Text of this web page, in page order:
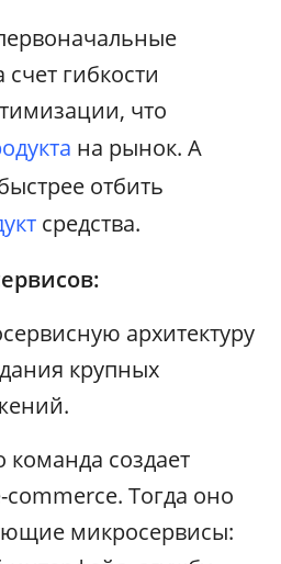
счет гибкости
что
на рынок. А
отбить
средства.
архитектуру
крупных
создает
Тогда оно
микросервисы: